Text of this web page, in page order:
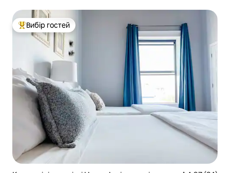
Топ вибір гостей
Вибір гостей